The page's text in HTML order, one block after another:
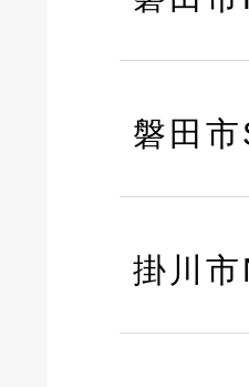
磐田市
掛川市